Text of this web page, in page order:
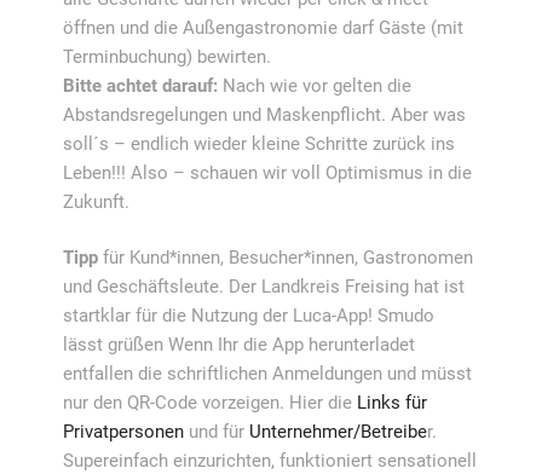
öffnen und die Außengastronomie darf Gäste (mit
Terminbuchung) bewirten.
Bitte achtet darauf: Nach wie vor gelten die
Abstandsregelungen und Maskenpflicht. Aber was
soll´s – endlich wieder kleine Schritte zurück ins
Leben!!! Also – schauen wir voll Optimismus in die
Zukunft.
Tipp für Kund*innen, Besucher*innen, Gastronomen
und Geschäftsleute. Der Landkreis Freising hat ist
startklar für die Nutzung der Luca-App! Smudo
lässt grüßen Wenn Ihr die App herunterladet
entfallen die schriftlichen Anmeldungen und müsst
nur den QR-Code vorzeigen. Hier die Links für
Privatpersonen und für Unternehmer/Betreiber.
Supereinfach einzurichten, funktioniert sensationell